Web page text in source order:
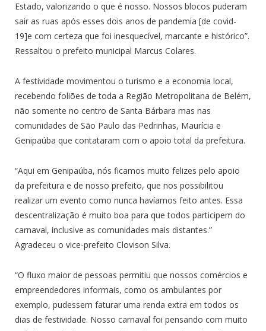
Estado, valorizando o que é nosso. Nossos blocos puderam
sair as ruas após esses dois anos de pandemia [de covid-
19]e com certeza que foi inesquecível, marcante e histórico”.
Ressaltou o prefeito municipal Marcus Colares.
A festividade movimentou o turismo e a economia local,
recebendo foliões de toda a Região Metropolitana de Belém,
não somente no centro de Santa Bárbara mas nas
comunidades de São Paulo das Pedrinhas, Maurícia e
Genipaúba que contataram com o apoio total da prefeitura.
“Aqui em Genipaúba, nós ficamos muito felizes pelo apoio
da prefeitura e de nosso prefeito, que nos possibilitou
realizar um evento como nunca havíamos feito antes. Essa
descentralização é muito boa para que todos participem do
carnaval, inclusive as comunidades mais distantes.”
Agradeceu o vice-prefeito Clovison Silva.
“O fluxo maior de pessoas permitiu que nossos comércios e
empreendedores informais, como os ambulantes por
exemplo, pudessem faturar uma renda extra em todos os
dias de festividade. Nosso carnaval foi pensando com muito